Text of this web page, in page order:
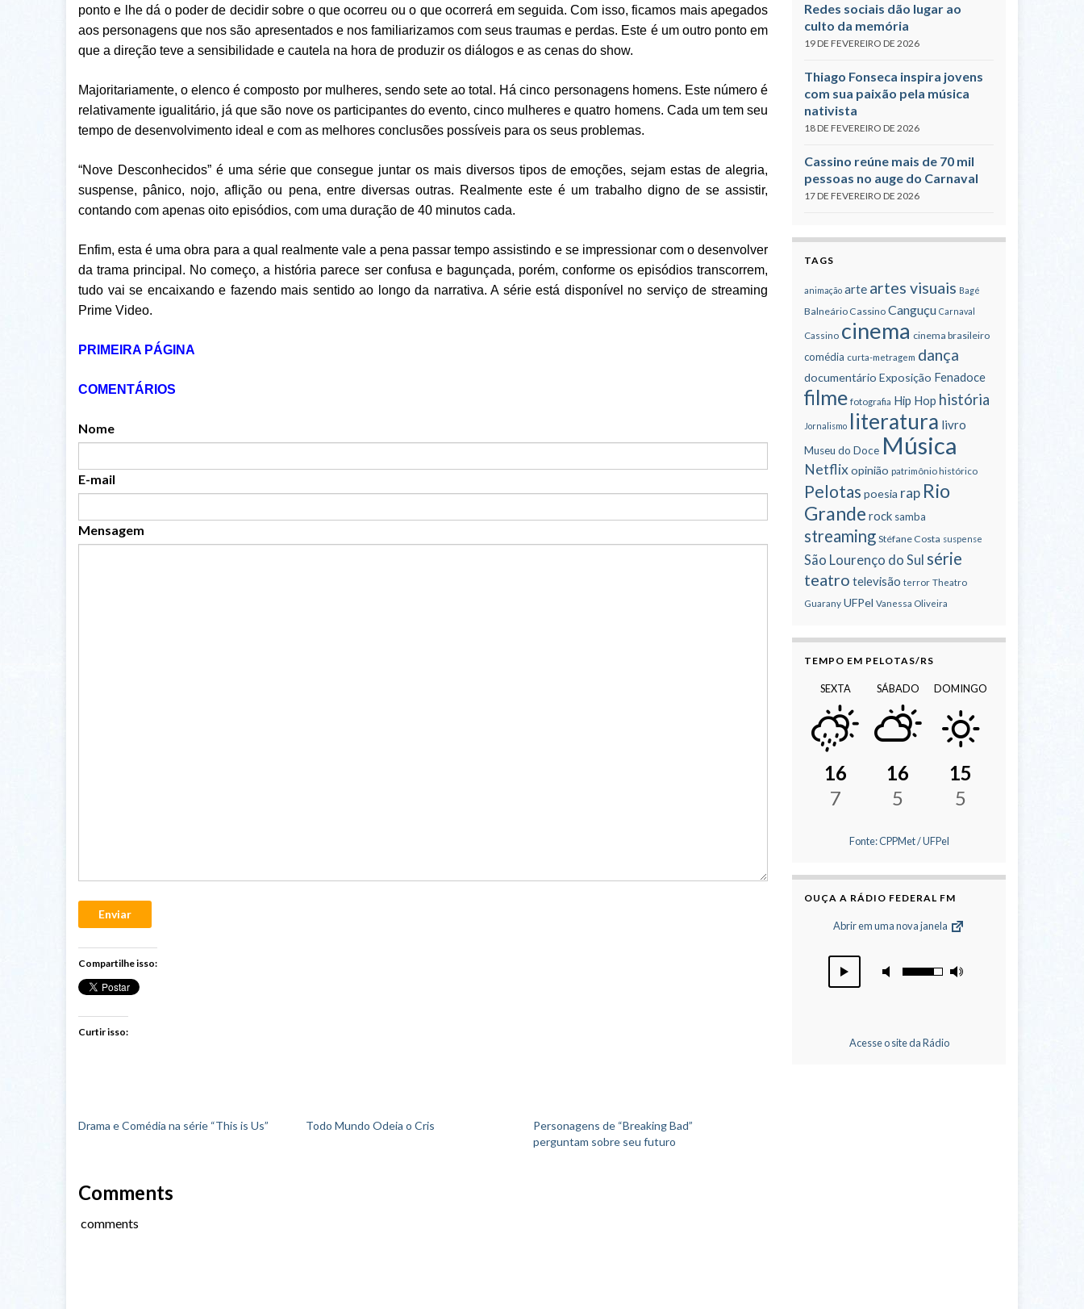
ponto e lhe dá o poder de decidir sobre o que ocorreu ou o que ocorrerá em seguida. Com isso, ficamos mais apegados
aos personagens que nos são apresentados e nos familiarizamos com seus traumas e perdas. Este é um outro ponto em
que a direção teve a sensibilidade e cautela na hora de produzir os diálogos e as cenas do show.
Majoritariamente, o elenco é composto por mulheres, sendo sete ao total. Há cinco personagens homens. Este número é
relativamente igualitário, já que são nove os participantes do evento, cinco mulheres e quatro homens. Cada um tem seu
tempo de desenvolvimento ideal e com as melhores conclusões possíveis para os seus problemas.
“Nove Desconhecidos” é uma série que consegue juntar os mais diversos tipos de emoções, sejam estas de alegria,
suspense, pânico, nojo, aflição ou pena, entre diversas outras. Realmente este é um trabalho digno de se assistir,
contando com apenas oito episódios, com uma duração de 40 minutos cada.
Enfim, esta é uma obra para a qual realmente vale a pena passar tempo assistindo e se impressionar com o desenvolver
da trama principal. No começo, a história parece ser confusa e bagunçada, porém, conforme os episódios transcorrem,
tudo vai se encaixando e fazendo mais sentido ao longo da narrativa. A série está disponível no serviço de streaming
Prime Video.
PRIMEIRA PÁGINA
COMENTÁRIOS
Nome
E-mail
Mensagem
Enviar
Compartilhe isso:
Curtir isso:
Drama e Comédia na série “This is Us” Todo Mundo Odeia o Cris
Personagens de “Breaking Bad”
perguntam sobre seu futuro
Comments
comments
Redes sociais dão lugar ao
culto da memória
19 DE FEVEREIRO DE 2026
Thiago Fonseca inspira jovens
com sua paixão pela música
nativista
18 DE FEVEREIRO DE 2026
Cassino reúne mais de 70 mil
pessoas no auge do Carnaval
17 DE FEVEREIRO DE 2026
TAGS
animação arte artes visuais Bagé
Balneário Cassino Canguçu Carnaval
Cassino cinema cinema brasileiro
comédia curta-metragem dança
documentário Exposição Fenadoce
filme fotografia Hip Hop história
Jornalismo literatura livro
Museu do Doce Música
Netflixopinião patrimônio histórico
Pelotas poesia rap Rio
Grande rock samba
streaming Stéfane Costa suspense
São Lourenço do Sul série
teatro televisão terror Theatro
Guarany UFPel Vanessa Oliveira
TEMPO EM PELOTAS/RS
SEXTA
16
7
SÁBADO
16
5
DOMINGO
15
5
Fonte: CPPMet / UFPel
OUÇA A RÁDIO FEDERAL FM
Abrir em uma nova janela
Acesse o site da Rádio